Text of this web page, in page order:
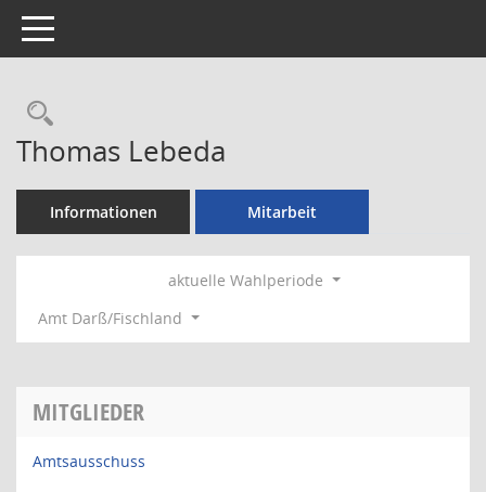
Toggle navigation
Rechercheauswahl
Thomas Lebeda
Informationen Mitarbeit
aktuelle Wahlperiode
Amt Darß/Fischland
MITGLIEDER
Amtsausschuss